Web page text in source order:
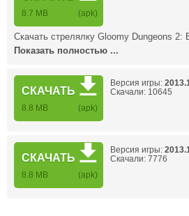
8.7 MB (apk)
Скачать стрелялку Gloomy Dungeons 2:
Показать полностью ...
СКАЧАТЬ
8.8 MB (apk)
Версия игры:
Скачали: 10645
СКАЧАТЬ
8.8 MB (apk)
Версия игры:
Скачали: 7776